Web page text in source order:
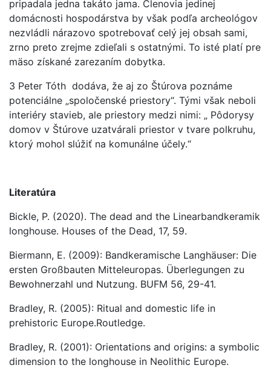
pripadala jedna takáto jama. Členovia jedinej
domácnosti hospodárstva by však podľa archeológov
nezvládli nárazovo spotrebovať celý jej obsah sami,
zrno preto zrejme zdieľali s ostatnými. To isté platí pre
mäso získané zarezaním dobytka.
3 Peter Tóth dodáva, že aj zo Štúrova poznáme
potenciálne „spoločenské priestory“. Tými však neboli
interiéry stavieb, ale priestory medzi nimi: „ Pôdorysy
domov v Štúrove uzatvárali priestor v tvare polkruhu,
ktorý mohol slúžiť na komunálne účely.“
Literatúra
Bickle, P. (2020). The dead and the Linearbandkeramik
longhouse. Houses of the Dead, 17, 59.
Biermann, E. (2009): Bandkeramische Langhäuser: Die
ersten Großbauten Mitteleuropas. Überlegungen zu
Bewohnerzahl und Nutzung. BUFM 56, 29-41.
Bradley, R. (2005): Ritual and domestic life in
prehistoric Europe.Routledge.
Bradley, R. (2001): Orientations and origins: a symbolic
dimension to the longhouse in Neolithic Europe.